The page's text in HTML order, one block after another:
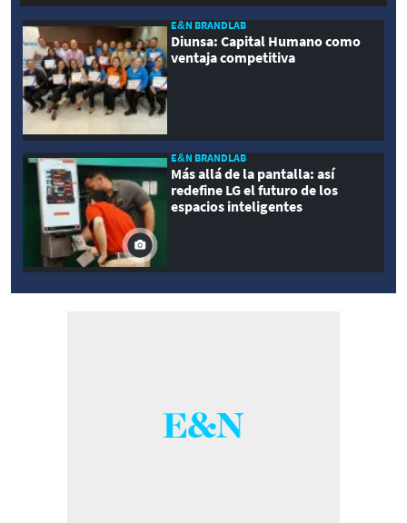
E&N BRANDLAB
Diunsa: Capital Humano como
ventaja competitiva
E&N BRANDLAB
Más allá de la pantalla: así
redefine LG el futuro de los
espacios inteligentes